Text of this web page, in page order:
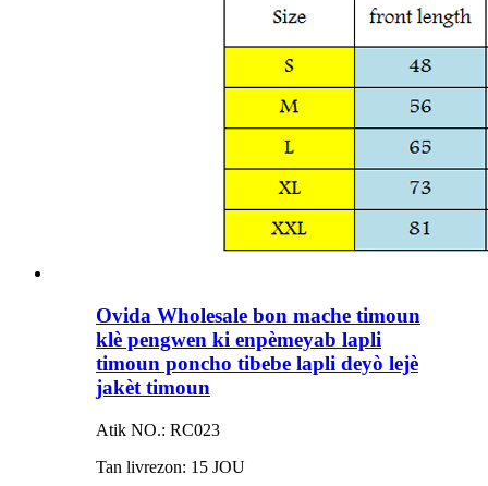
Ovida Wholesale bon mache timoun
klè pengwen ki enpèmeyab lapli
timoun poncho tibebe lapli deyò lejè
jakèt timoun
Atik NO.: RC023
Tan livrezon: 15 JOU